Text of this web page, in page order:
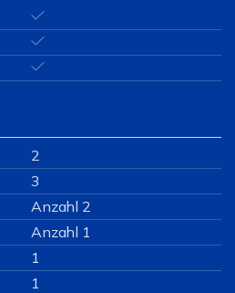
2
3
Anzahl 2
Anzahl 1
1
1